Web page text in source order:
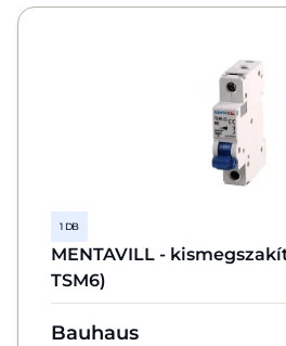
1 DB
MENTAVILL -
TSM6)
Bauhaus